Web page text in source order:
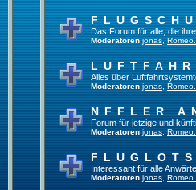
Das Forum für alle, die
Moderatoren jonas
Alles über
Moderatoren jonas
NFFLER
Forum für jetzige und
Moderatoren jonas
Interessant für alle
Moderatoren jonas